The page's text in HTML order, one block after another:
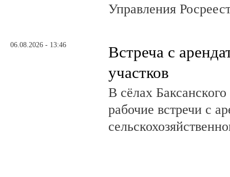
Управления
06.08.2026 - 13:46
Встреча с
участков
В сёлах
рабочие встречи с